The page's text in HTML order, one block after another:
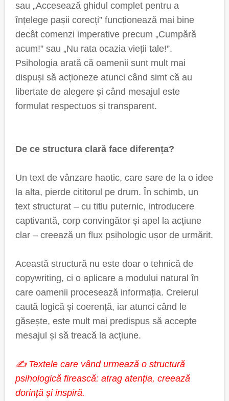
sau „Accesează ghidul complet pentru a
înțelege pașii corecți” funcționează mai bine
decât comenzi imperative precum „Cumpără
acum!” sau „Nu rata ocazia vieții tale!”.
Psihologia arată că oamenii sunt mult mai
dispuși să acționeze atunci când simt că au
libertate de alegere și când mesajul este
formulat respectuos și transparent.
De ce structura clară face diferența?
Un text de vânzare haotic, care sare de la o idee
la alta, pierde cititorul pe drum. În schimb, un
text structurat – cu titlu puternic, introducere
captivantă, corp convingător și apel la acțiune
clar – creează un flux psihologic ușor de urmărit.
Această structură nu este doar o tehnică de
copywriting, ci o aplicare a modului natural în
care oamenii procesează informația. Creierul
caută logică și coerență, iar atunci când le
găsește, este mult mai predispus să accepte
mesajul și să treacă la acțiune.
✍️ Textele care vând urmează o structură
psihologică firească: atrag atenția, creează
dorință și inspiră.